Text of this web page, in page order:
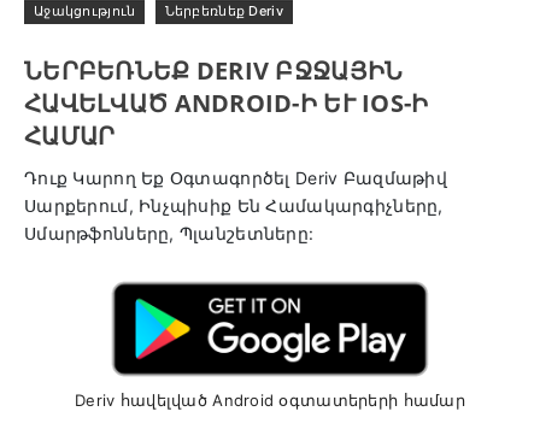
Աջակցություն Ներբեռնեք Deriv
ՆԵՐԲԵՌՆԵՔ DERIV ԲՋՋԱՅԻՆ
ՀԱՎԵԼՎԱԾ ANDROID-Ի ԵՒ IOS-Ի Հ
ԱՄԱՐ
Դուք Կարող Եք Օգտագործել Deriv Բազմաթիվ
Սարքերում, Ինչպիսիք Են Համակարգիչները,
Սմարթֆոնները, Պլանշետները:
Deriv հավելված Android օգտատերերի համար